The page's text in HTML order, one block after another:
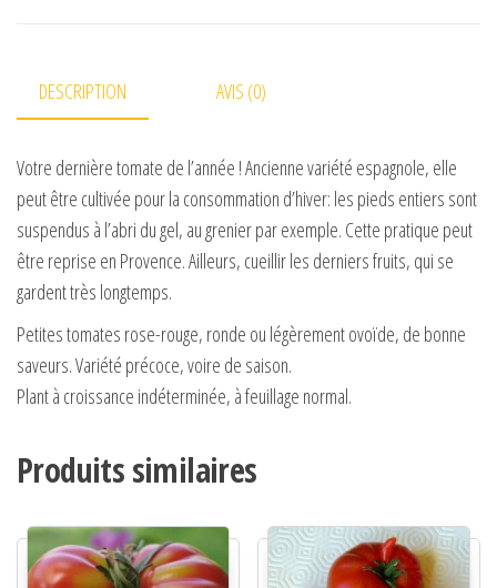
DESCRIPTION AVIS (0)
Votre dernière tomate de l’année ! Ancienne variété espagnole, elle
peut être cultivée pour la consommation d’hiver: les pieds entiers sont
suspendus à l’abri du gel, au grenier par exemple. Cette pratique peut
être reprise en Provence. Ailleurs, cueillir les derniers fruits, qui se
gardent très longtemps.
Petites tomates rose-rouge, ronde ou légèrement ovoïde, de bonne
saveurs. Variété précoce, voire de saison.
Plant à croissance indéterminée, à feuillage normal.
Produits similaires